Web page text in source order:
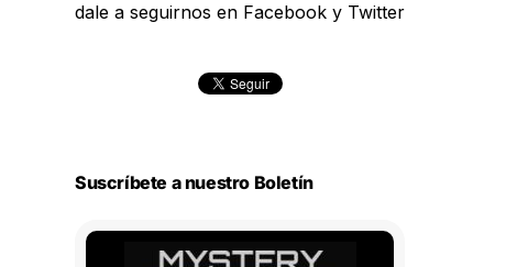
dale a seguirnos en Facebook y Twitter
Suscríbete a nuestro Boletín